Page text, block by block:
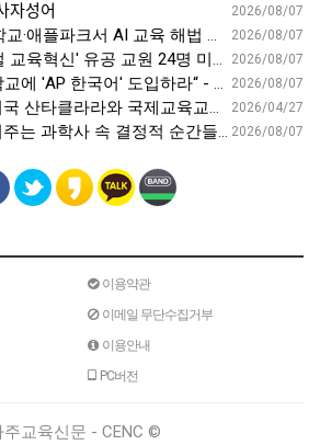
2026/08/07
2026/08/07
서 AI 교육 해법 찾는다 - 스트레이트뉴스
2026/08/07
' 유공 교원 24명 미국 연수 - 연합뉴스
2026/08/07
한국어' 도입하라“ - 재외동포신문
2026/04/27
육교류 파트너십 회의 개최:경인투데이뉴스 - 경인투데이뉴스
2026/08/07
뛰어넘는 과학적 통찰 : 생각하는 청소년을 위한 과학 시리즈 1부(feat.박문호 박사)
이용약관
이메일 무단수집거부
이용안내
PC버전
주교육신문 - CENC ©